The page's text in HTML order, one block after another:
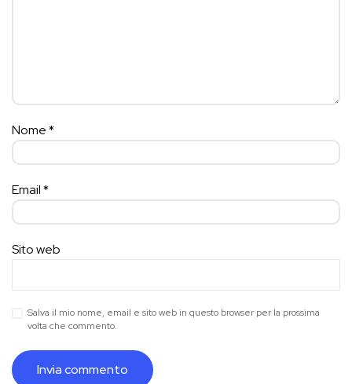
Nome*
Email*
Sito web
Salva il mio nome, email e sito web in questo browser per la prossima
volta che commento.